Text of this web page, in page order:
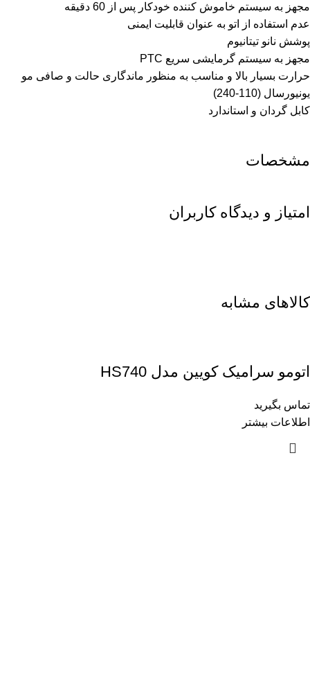
مجهز به سیستم خاموش کننده خودکار پس از 60 دقیقه
عدم استفاده از اتو به عنوان قابلیت ایمنی
پوشش نانو تیتانیوم
مجهز به سیستم گرمایشی سریع PTC
حرارت بسیار بالا و مناسب به منظور ماندگاری حالت و صافی مو
يونيورسال (110-240)
کابل گردان و استاندارد
مشخصات
امتیاز و دیدگاه کاربران
کالاهای مشابه
اتومو سرامیک کویین مدل HS740
تماس بگیرید
اطلاعات بیشتر